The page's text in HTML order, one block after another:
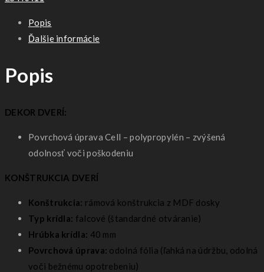
Popis
Ďalšie informácie
Popis
DEKOR DVERÍ:
Povrchová úprava Cell – polypropylén – zvýšená
odolnosť voči poškodeniu
KONŠTRUKCIA DVERÍ
Konštrukcia: rámová konštrukcia z MDF dosky
Typ krídla: falcové (štandardné otváranie)
Hrúbka krídla: 40 mm
Povrchová úprava: odolná fólia (ľahká na údržbu, odolná
voči bežnému opotrebeniu)